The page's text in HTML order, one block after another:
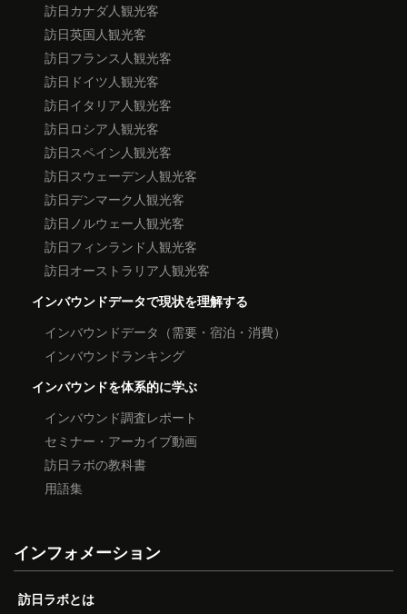
訪日カナダ人観光客
訪日英国人観光客
訪日フランス人観光客
訪日ドイツ人観光客
訪日イタリア人観光客
訪日ロシア人観光客
訪日スペイン人観光客
訪日スウェーデン人観光客
訪日デンマーク人観光客
訪日ノルウェー人観光客
訪日フィンランド人観光客
訪日オーストラリア人観光客
インバウンドデータで現状を理解する
インバウンドデータ（需要・宿泊・消費）
インバウンドランキング
インバウンドを体系的に学ぶ
インバウンド調査レポート
セミナー・アーカイブ動画
訪日ラボの教科書
用語集
インフォメーション
訪日ラボとは